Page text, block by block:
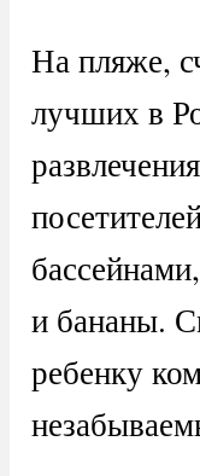
На пляже,
лучших в
и бананы.
ребенку